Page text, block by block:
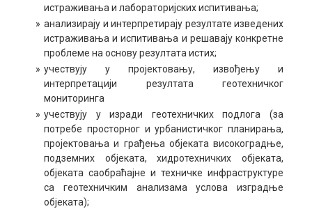
истраживања и лабораторијских испитивања;
» анализирају и интерпретирају резултате изведених
истраживања и испитивања и решавају конкретне
проблеме на основу резултата истих;
» учествују у пројектовању, извођењу и
интерпретацији резултата геотехничког
мониторинга
» учествују у изради геотехничких подлога (за
потребе просторног и урбанистичког планирања,
пројектовања и грађења објеката високоградње,
подземних објеката, хидротехничких објеката,
објеката саобраћајне и техничке инфраструктуре
са геотехничким анализама услова изградње
објеката);